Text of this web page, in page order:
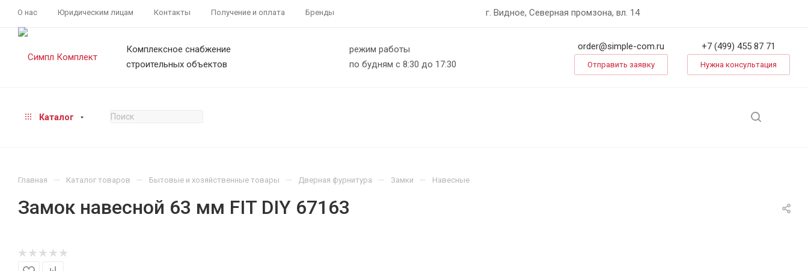
О нас Юридическим лицам Контакты Получение и оплата Бренды г. Видное, Северная промзона, вл. 14
Комплексное снабжение
строительных объектов
режим работы
по будням с 8:30 до 17:30
order@simple-com.ru
Отправить заявку
+7 (499) 455 87 71
Нужна консультация
Каталог
Главная — Каталог товаров — Бытовые и хозяйственные товары — Дверная фурнитура — Замки — Навесные
Замок навесной 63 мм FIT DIY 67163